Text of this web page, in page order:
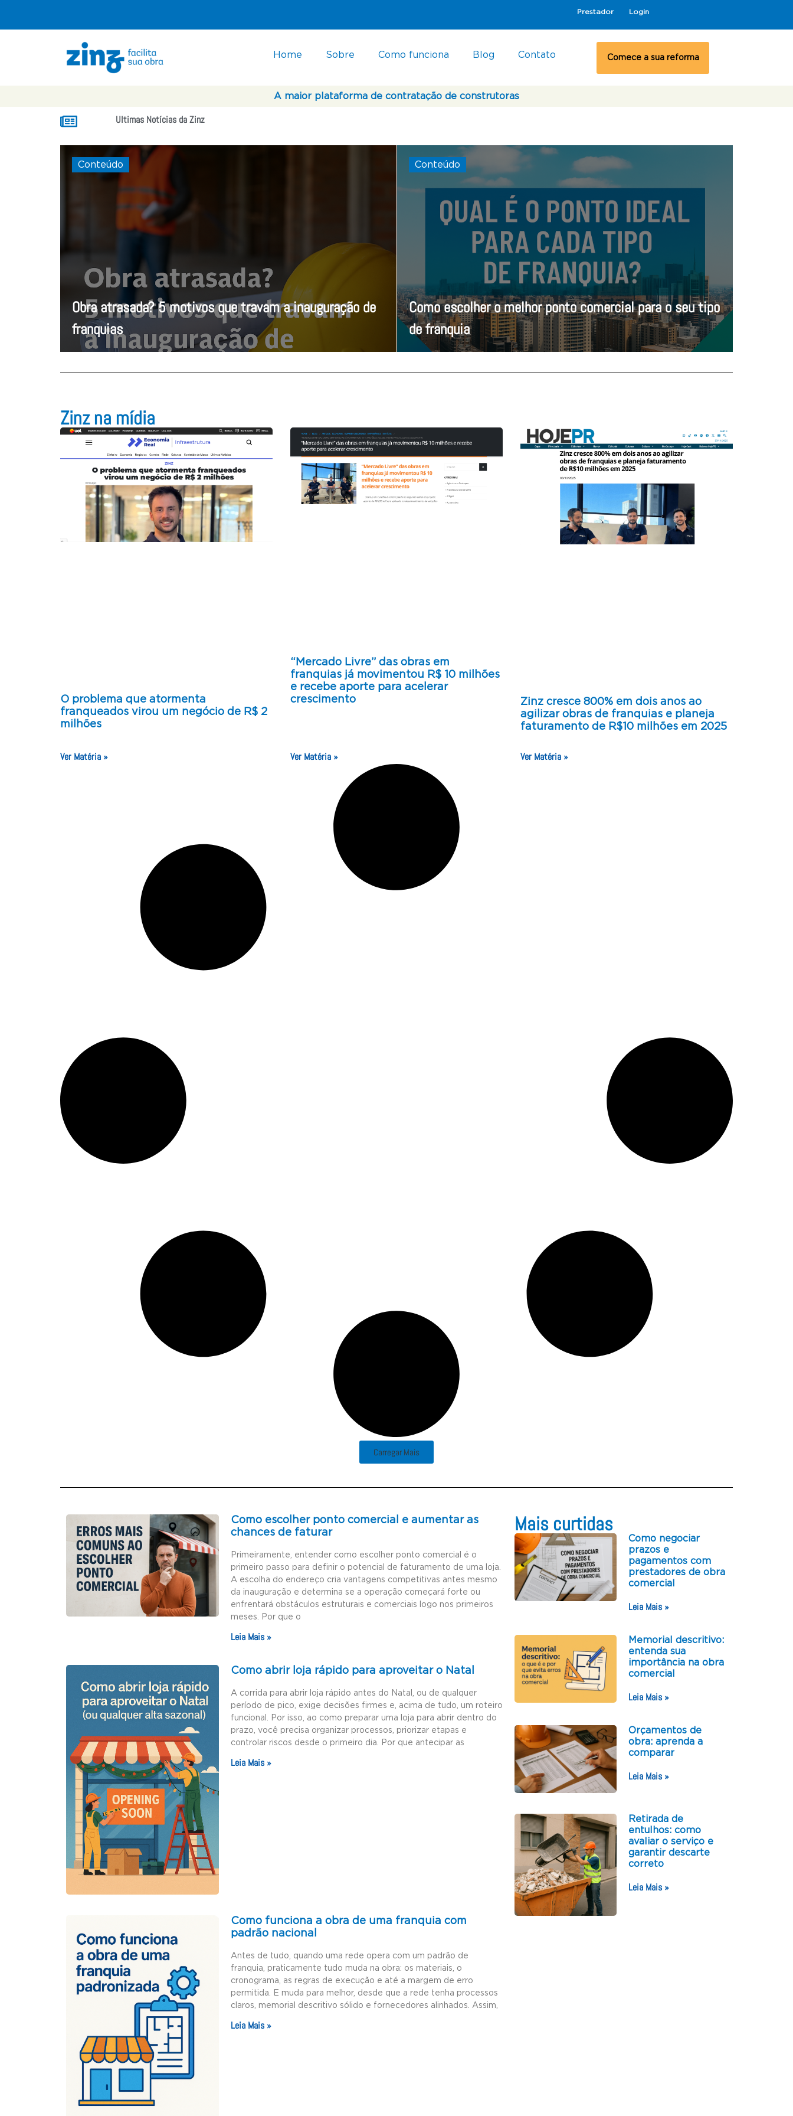
Prestador Login
Home Sobre Como funciona Blog Contato Comece a sua reforma
A maior plataforma de contratação de construtoras
Ultimas Notícias da Zinz
Conteúdo
Obra atrasada? 5 motivos que travam a inauguração de
franquias
Conteúdo
Como escolher o melhor ponto comercial para o seu tipo
de franquia
Zinz na mídia
O problema que atormenta
franqueados virou um negócio de R$ 2
milhões
Ver Matéria »
“Mercado Livre” das obras em
franquias já movimentou R$ 10 milhões
e recebe aporte para acelerar
crescimento
Ver Matéria »
Zinz cresce 800% em dois anos ao
agilizar obras de franquias e planeja
faturamento de R$10 milhões em 2025
Ver Matéria »
Carregar Mais
Como escolher ponto comercial e aumentar as
chances de faturar
Primeiramente, entender como escolher ponto comercial é o
primeiro passo para definir o potencial de faturamento de uma loja.
A escolha do endereço cria vantagens competitivas antes mesmo
da inauguração e determina se a operação começará forte ou
enfrentará obstáculos estruturais e comerciais logo nos primeiros
meses. Por que o
Leia Mais »
Como abrir loja rápido para aproveitar o Natal
A corrida para abrir loja rápido antes do Natal, ou de qualquer
período de pico, exige decisões firmes e, acima de tudo, um roteiro
funcional. Por isso, ao como preparar uma loja para abrir dentro do
prazo, você precisa organizar processos, priorizar etapas e
controlar riscos desde o primeiro dia. Por que antecipar as
Leia Mais »
Como funciona a obra de uma franquia com
padrão nacional
Antes de tudo, quando uma rede opera com um padrão de
franquia, praticamente tudo muda na obra: os materiais, o
cronograma, as regras de execução e até a margem de erro
permitida. E muda para melhor, desde que a rede tenha processos
claros, memorial descritivo sólido e fornecedores alinhados. Assim,
Leia Mais »
Mais curtidas​
Como negociar
prazos e
pagamentos com
prestadores de obra
comercial
Leia Mais »
Memorial descritivo:
entenda sua
importância na obra
comercial
Leia Mais »
Orçamentos de
obra: aprenda a
comparar
Leia Mais »
Retirada de
entulhos: como
avaliar o serviço e
garantir descarte
correto
Leia Mais »